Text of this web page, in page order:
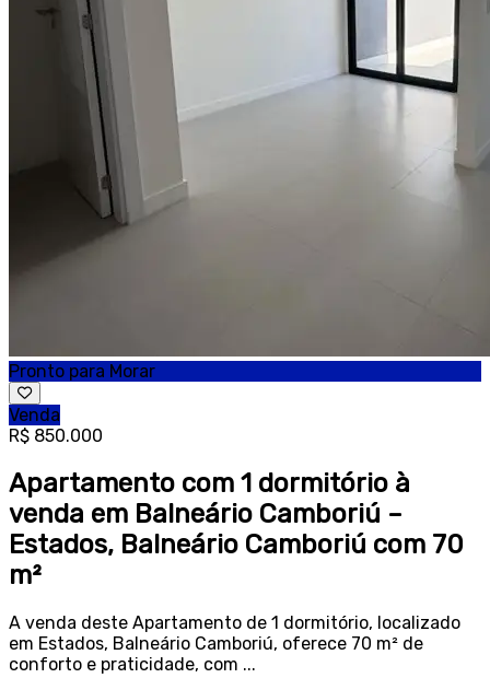
Pronto para Morar
Venda
R$ 850.000
Apartamento com 1 dormitório à
venda em Balneário Camboriú –
Estados, Balneário Camboriú com 70
m²
A venda deste Apartamento de 1 dormitório, localizado
em Estados, Balneário Camboriú, oferece 70 m² de
conforto e praticidade, com ...